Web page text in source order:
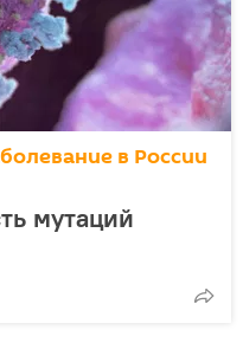
в России
мутаций